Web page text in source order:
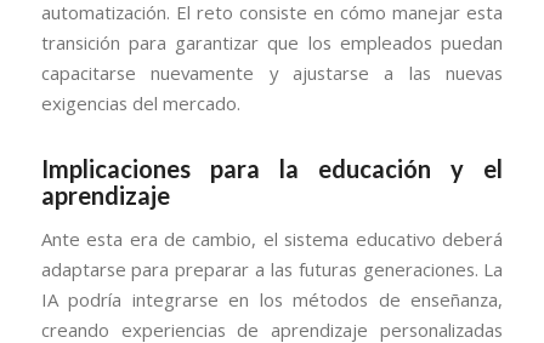
automatización. El reto consiste en cómo manejar esta
transición para garantizar que los empleados puedan
capacitarse nuevamente y ajustarse a las nuevas
exigencias del mercado.
Implicaciones para la educación y el
aprendizaje
Ante esta era de cambio, el sistema educativo deberá
adaptarse para preparar a las futuras generaciones. La
IA podría integrarse en los métodos de enseñanza,
creando experiencias de aprendizaje personalizadas